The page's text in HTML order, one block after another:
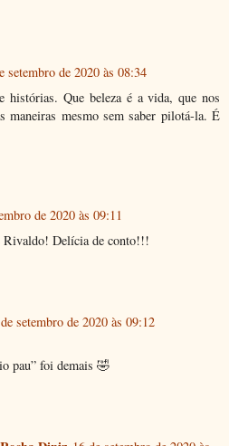
setembro de 2020 às 08:34
histórias. Que beleza é a vida, que nos
maneiras mesmo sem saber pilotá-la. É
de 2020 às 09:11
Delícia de conto!!!
setembro de 2020 às 09:12
pau” foi demais 🤣